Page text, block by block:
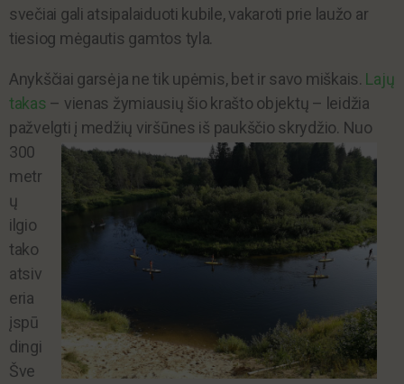
svečiai gali atsipalaiduoti kubile, vakaroti prie laužo ar
tiesiog mėgautis gamtos tyla.
Anykščiai garsėja ne tik upėmis, bet ir savo miškais. Lajų
takas – vienas žymiausių šio krašto objektų – leidžia
pažvelgti į medžių viršūnes iš paukščio skrydžio. Nuo
300
metr
ų
ilgio
tako
atsiv
eria
įspū
dingi
Šve